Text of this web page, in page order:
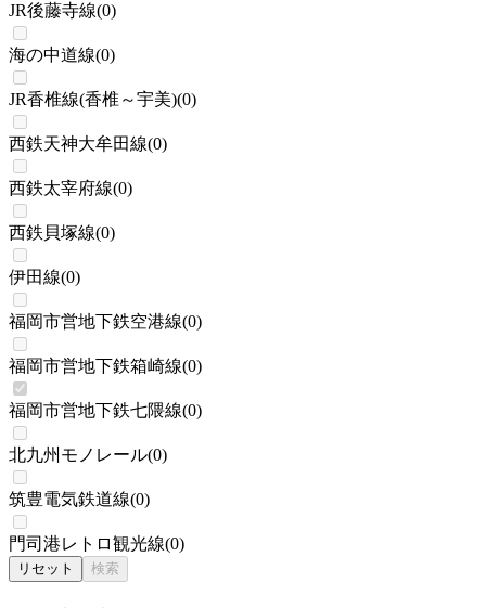
JR後藤寺線(0)
海の中道線(0)
JR香椎線(香椎～宇美)(0)
西鉄天神大牟田線(0)
西鉄太宰府線(0)
西鉄貝塚線(0)
伊田線(0)
福岡市営地下鉄空港線(0)
福岡市営地下鉄箱崎線(0)
福岡市営地下鉄七隈線(0)
北九州モノレール(0)
筑豊電気鉄道線(0)
門司港レトロ観光線(0)
リセット 検索